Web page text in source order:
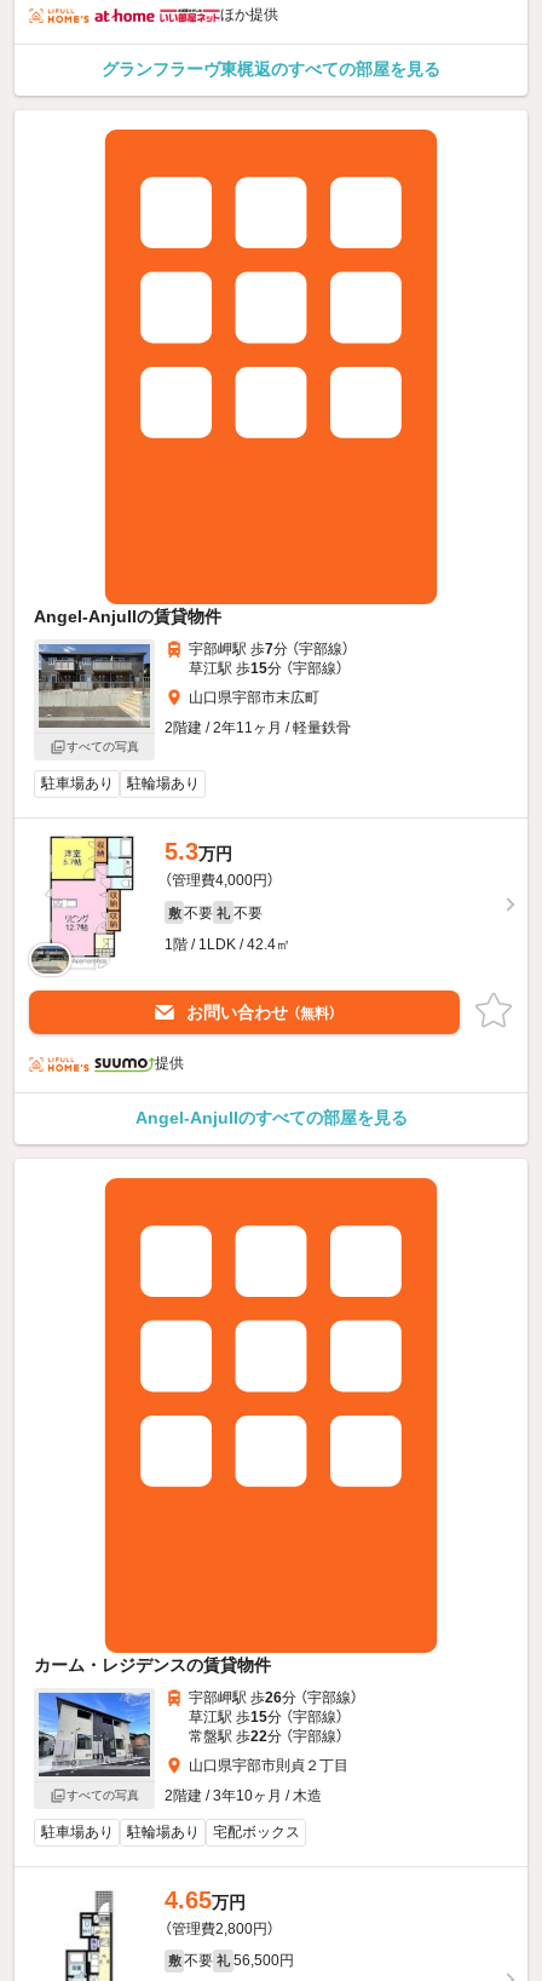
ほか提供
グランフラーヴ東梶返のすべての部屋を見る
Angel-AnjuIIの賃貸物件
すべての写真
宇部岬駅 歩7分 （宇部線）
草江駅 歩15分 （宇部線）
山口県宇部市末広町
2階建 / 2年11ヶ月 / 軽量鉄骨
駐車場あり 駐輪場あり
5.3万円
（管理費4,000円）
敷 不要 礼 不要
1階 / 1LDK / 42.4㎡
お問い合わせ （無料）
提供
Angel-AnjuIIのすべての部屋を見る
カーム・レジデンスの賃貸物件
すべての写真
宇部岬駅 歩26分 （宇部線）
草江駅 歩15分 （宇部線）
常盤駅 歩22分 （宇部線）
山口県宇部市則貞２丁目
2階建 / 3年10ヶ月 / 木造
駐車場あり 駐輪場あり 宅配ボックス
4.65万円
（管理費2,800円）
敷 不要 礼 56,500円